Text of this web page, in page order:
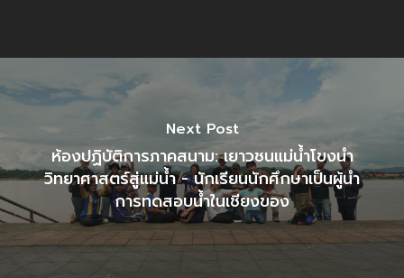
Next Post
ห้องปฏิบัติการภาคสนาม: เยาวชนแม่น้ำโขงนำ
วิทยาศาสตร์สู่แม่น้ำ - นักเรียนนักศึกษาเป็นผู้นำ
การทดสอบน้ำในเชียงของ